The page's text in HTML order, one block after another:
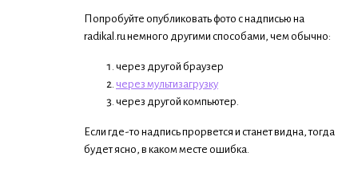
Попробуйте опубликовать фото с надписью на
radikal.ru немного другими способами, чем обычно:
через другой браузер
через мультизагрузку
через другой компьютер.
Если где-то надпись прорвется и станет видна, тогда
будет ясно, в каком месте ошибка.